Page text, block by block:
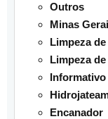
Outros
Minas
Limpeza
Limpeza
Informativo
Encanador